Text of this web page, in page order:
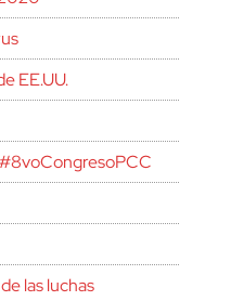
EE.UU.
las luchas